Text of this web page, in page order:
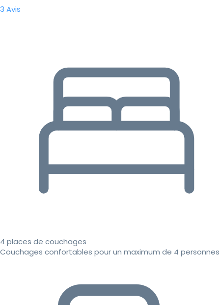
3 Avis
4 places de couchages
Couchages confortables pour un maximum de 4 personnes